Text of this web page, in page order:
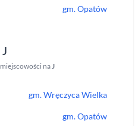
gm.Opatów
J
miejscowości naJ
gm.Wręczyca Wielka
gm.Opatów